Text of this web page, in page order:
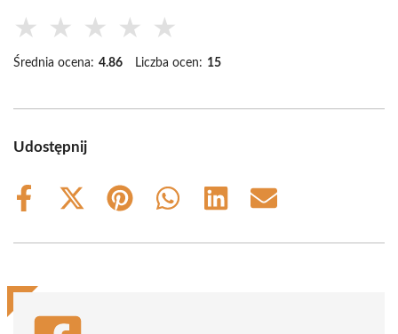
★ ★ ★ ★ ★
Średnia ocena: 4.86 Liczba ocen: 15
Udostępnij
Share
Share
(Twitter)
Share
Share
Share
Share